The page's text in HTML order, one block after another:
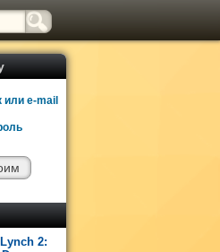
или e-mail
2: